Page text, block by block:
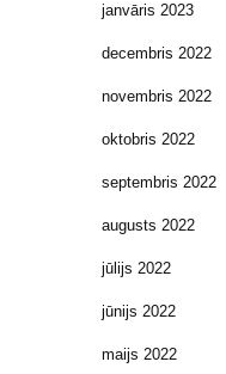
janvāris 2023
decembris 2022
novembris 2022
oktobris 2022
septembris 2022
augusts 2022
jūlijs 2022
jūnijs 2022
maijs 2022